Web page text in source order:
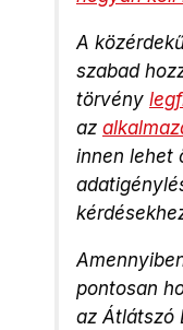
A
szabad
törvény
az
innen lehet
pontosan
az Átlátszó